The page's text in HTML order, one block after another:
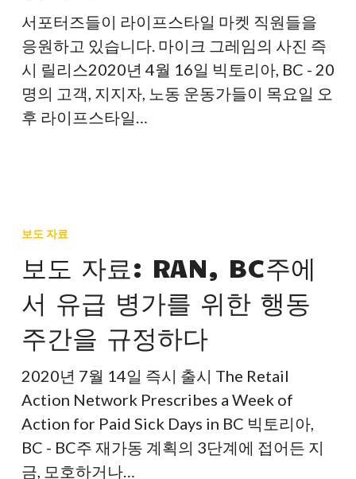
수
당
을
요
구
들
을
지
원
하
위
해
식
료
서포터즈들이 라이프스타일 마켓 직원들을
응원하고 있습니다. 마이크 그레임의 사진 즉
시 릴리스2020년 4월 16일 빅토리아, BC - 20
명의 고객, 지지자, 노동 운동가들이 목요일 오
후 라이프스타일…
도
료:
RAN,
BC
주
에
서
유
급
병
보도 자료
보도 자료: RAN, BC주에
서 유급 병가를 위한 행동
주간을 규정하다
2020년 7월 14일 즉시 출시 The Retail
Action Network Prescribes a Week of
Action for Paid Sick Days in BC 빅토리아,
BC - BC주 재가동 계획의 3단계에 접어든 지
금, 모호하거나…